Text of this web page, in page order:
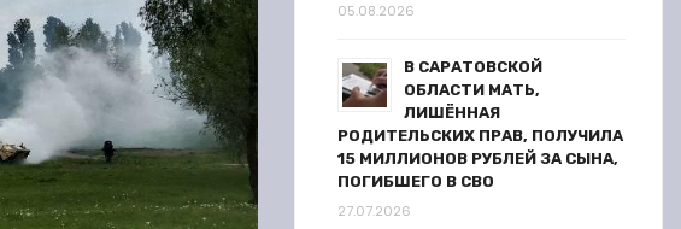
05.08.2026
В САРАТОВСКОЙ
ОБЛАСТИ МАТЬ,
ЛИШЁННАЯ
РОДИТЕЛЬСКИХ ПРАВ, ПОЛУЧИЛА
15 МИЛЛИОНОВ РУБЛЕЙ ЗА СЫНА,
ПОГИБШЕГО В СВО
27.07.2026